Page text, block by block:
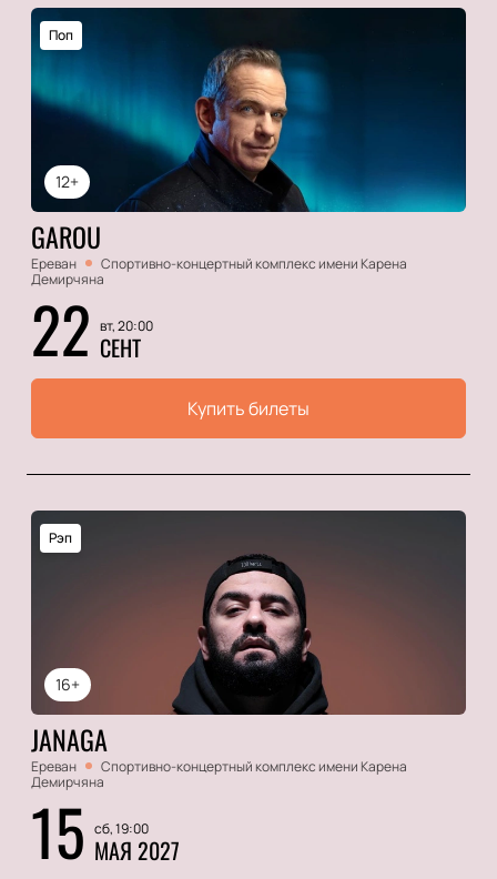
12+
Поп
GAROU
Ереван
Спортивно-концертный комплекс имени Карена
Демирчяна
22 вт, 20:00
СЕНТ
Купить билеты
16+
Рэп
JANAGA
Ереван
Спортивно-концертный комплекс имени Карена
Демирчяна
15 сб, 19:00
МАЯ 2027